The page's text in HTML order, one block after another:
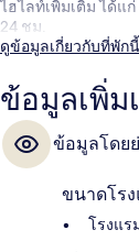
ไฮไลท์เพิ่มเติม ได้แ
24 ชม.
ดูข้อมูลเกี่ยวกับที่พัก
ข้อมูลเพิ่ม
ข้อมูลโดย
ขนาดโร
โรงแร